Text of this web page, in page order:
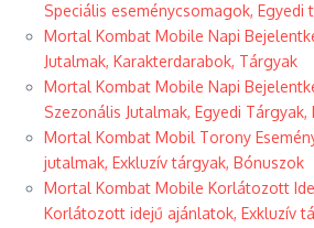
Speciális eseménycsomagok, Egyedi
Mortal Kombat Mobile Napi
Jutalmak, Karakterdarabok, Tárgyak
Mortal Kombat Mobile Napi
Szezonális Jutalmak, Egyedi Tárgyak,
Mortal Kombat Mobil Torony
jutalmak, Exkluzív tárgyak, Bónuszok
Mortal Kombat Mobile Korlátozott
Korlátozott idejű ajánlatok, Exkluzív